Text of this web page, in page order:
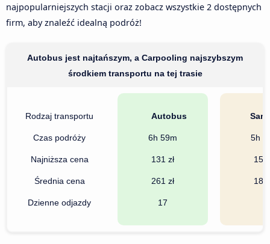
najpopularniejszych stacji oraz zobacz wszystkie 2 dostępnych
firm, aby znaleźć idealną podróż!
Autobus jest najtańszym, a Carpooling najszybszym
środkiem transportu na tej trasie
Rodzaj transportu
Czas podróży
Najniższa cena
Średnia cena
Dzienne odjazdy
Autobus
6h 59m
131 zł
261 zł
17
5h
155
185